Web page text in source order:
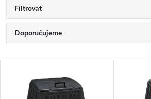
Filtrovat
Ř
a
Doporučujeme
Nejprodávanější